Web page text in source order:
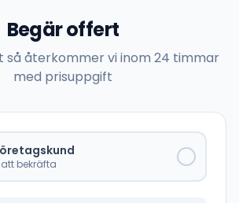
Begär offert
så återkommer vi inom 24 timmar
med prisuppgift
bekräfta